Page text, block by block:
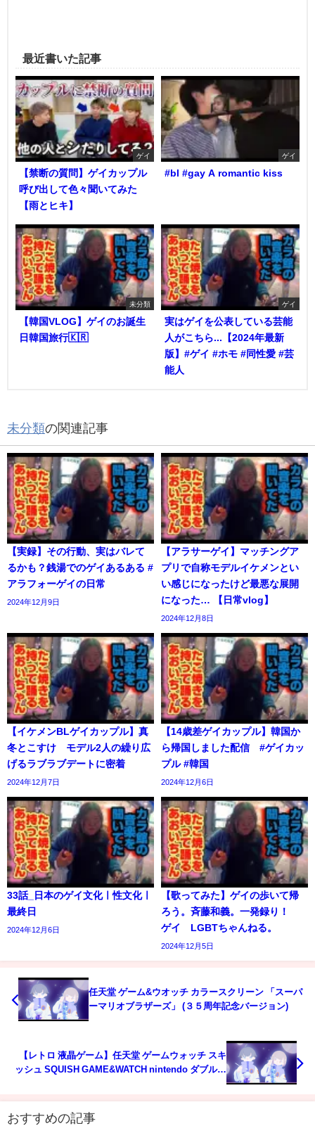
最近書いた記事
ゲイ
【禁断の質問】ゲイカップル
呼び出して色々聞いてみた
【雨とヒキ】
ゲイ
#bl #gay A romantic kiss
未分類
【韓国VLOG】ゲイのお誕生
日韓国旅行🇰🇷
ゲイ
実はゲイを公表している芸能
人がこちら...【2024年最新
版】#ゲイ #ホモ #同性愛 #芸
能人
未分類の関連記事
【実録】その行動、実はバレて
るかも？銭湯でのゲイあるある #
アラフォーゲイの日常
2024年12月9日
【アラサーゲイ】マッチングア
プリで自称モデルイケメンとい
い感じになったけど最悪な展開
になった… 【日常vlog】
2024年12月8日
【イケメンBLゲイカップル】真
冬とこすけ モデル2人の繰り広
げるラブラブデートに密着
2024年12月7日
【14歳差ゲイカップル】韓国か
ら帰国しました配信 #ゲイカッ
プル #韓国
2024年12月6日
33話_日本のゲイ文化ㅣ性文化ㅣ
最終日
2024年12月6日
【歌ってみた】ゲイの歩いて帰
ろう。斉藤和義。一発録り！
ゲイ LGBTちゃんねる。
2024年12月5日
任天堂 ゲーム&ウオッチ カラースクリーン 「スーパ
ーマリオブラザーズ」 (３５周年記念バージョン)
【レトロ 液晶ゲーム】任天堂 ゲームウォッチ スキ
ッシュ SQUISH GAME&WATCH nintendo ダブル画
おすすめの記事